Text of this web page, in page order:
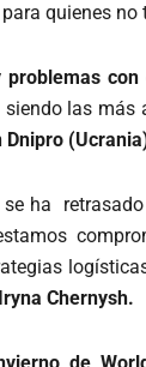
quienes
las
Dnipro
ha
Chernysh.